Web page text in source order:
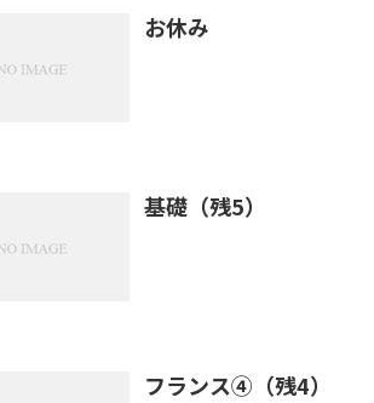
お休み
基礎（残5）
フランス④（残4）